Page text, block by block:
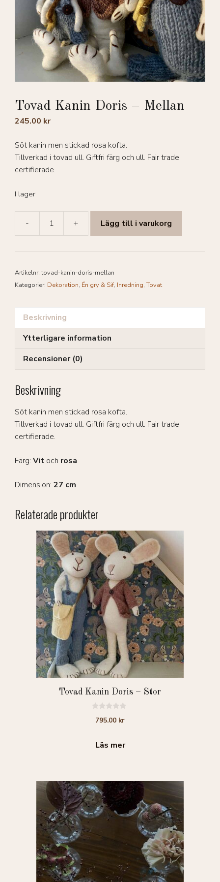
Tovad Kanin Doris – Mellan
245.00 kr
Söt kanin men stickad rosa kofta.
Tillverkad i tovad ull. Giftfri färg och ull. Fair trade
certifierade.
I lager
-
Tovad
Doris
Mellan
mängd
+ Lägg till i varukorg
Artikelnr: tovad-kanin-doris-mellan
Kategorier: Dekoration, Én gry & Sif, Inredning,Tovat
Beskrivning
Ytterligare information
Recensioner (0)
Beskrivning
Söt kanin men stickad rosa kofta.
Tillverkad i tovad ull. Giftfri färg och ull. Fair trade
certifierade.
Färg: Vit och rosa
Dimension: 27 cm
Relaterade produkter
Tovad Kanin Doris – Stor
795.00 kr
Läs mer